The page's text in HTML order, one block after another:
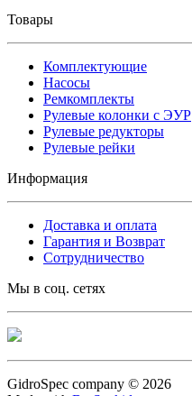
Товары
Комплектующие
Насосы
Ремкомплекты
Рулевые колонки с ЭУР
Рулевые редукторы
Рулевые рейки
Информация
Доставка и оплата
Гарантия и Возврат
Сотрудничество
Мы в соц. сетях
GidroSpec company © 2026